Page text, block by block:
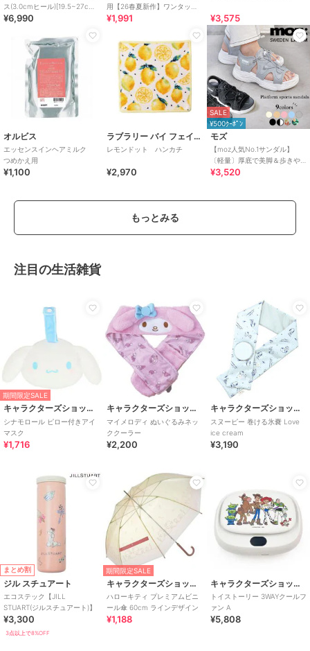
ス(3.0cmヒール)[19.5~27cm]
ラクチンきれいシューズ
¥6,990
用【26春夏新作】ワンタッチ
晴雨兼用 折りたたみ傘 /G-
¥1,991 ¥3,575
オルビス
エッセンスインヘアミルク
つめかえ用
¥1,100
ラブラリー バイ フェイラー
レモンドット ハンカチ
¥2,970
SALE
¥500ｸｰﾎﾟﾝ
モズ
【moz人気No.1サンダル】
〔軽量〕厚底で美脚＆歩きや
すい！疲れにくいフィット感
¥3,520
もっとみる
注目の生活雑貨
期間限定SALE
キャラクターズショップ ラフラフ
シナモロール ピロー付きアイ
マスク
¥1,716
キャラクターズショップ ラフラフ
マイメロディ ぬいぐるみネッ
ククーラー
¥2,200
キャラクターズショップ ラフラフ
スヌーピー 巻ける氷嚢 Love
ice cream
¥3,190
まとめ割
ジル スチュアート
エコステック【JILL
STUART(ジルスチュアート)】
¥3,300
3点以上で8%OFF
期間限定SALE
キャラクターズショップ ラフラフ
ハローキティ プレミアムビニ
ール傘 60cm ラインデザイン
¥1,188
キャラクターズショップ ラフラフ
トイストーリー 3WAYクールフ
ァン A
¥5,808